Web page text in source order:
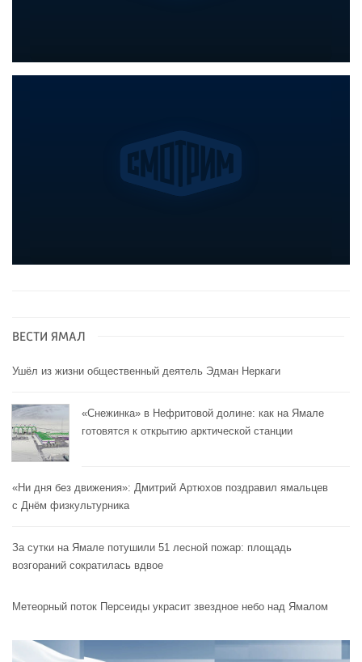
ВЕСТИ ЯМАЛ
Ушёл из жизни общественный деятель Эдман Неркаги
«Снежинка» в Нефритовой долине: как на Ямале
готовятся к открытию арктической станции
«Ни дня без движения»: Дмитрий Артюхов поздравил ямальцев
с Днём физкультурника
За сутки на Ямале потушили 51 лесной пожар: площадь
возгораний сократилась вдвое
Метеорный поток Персеиды украсит звездное небо над Ямалом